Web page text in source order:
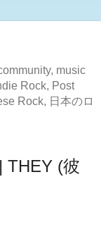
music
Rock, Post
Rock, 日本のロ
THEY (彼